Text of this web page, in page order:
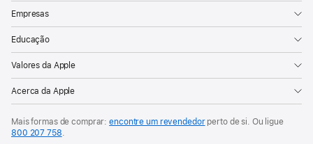
Empresas
Educação
Valores da Apple
Acerca da Apple
Mais formas de comprar:encontre um revendedorperto de si. Ou ligue
800 207 758.